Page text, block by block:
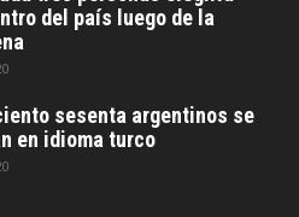
del país luego de la
sesenta argentinos se
en idioma turco